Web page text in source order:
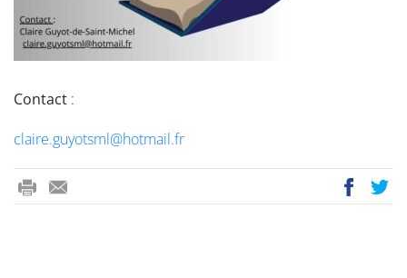
Contact :
claire.guyotsml@hotmail.fr
mail